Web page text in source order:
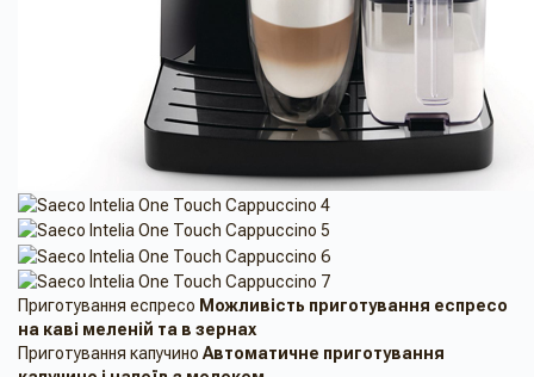
Приготування еспресо Можливість приготування еспресо
на кавi меленiй та в зернах
Приготування капучино Автоматичне приготування